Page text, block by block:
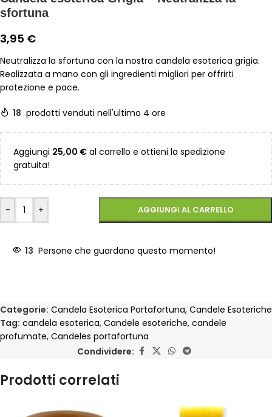
sfortuna
3,95 €
Neutralizza la sfortuna con la nostra candela esoterica grigia.
Realizzata a mano con gli ingredienti migliori per offrirti
protezione e pace.
18 prodotti venduti nell'ultimo 4 ore
Aggiungi 25,00 € al carrello e ottieni la spedizione
gratuita!
- + AGGIUNGI AL CARRELLO
13 Persone che guardano questo momento!
Categorie: Candela Esoterica Portafortuna, Candele Esoteriche
Tag: candela esoterica, Candele esoteriche, candele
profumate, Candeles portafortuna
Condividere:
Prodotti correlati